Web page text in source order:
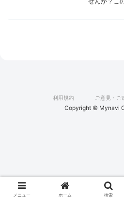
ックオム
院前に知っ
メニュー ホーム 検索
利用規約 ご意見・ご
Copyright © Mynavi